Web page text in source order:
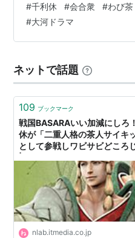
たすべての大河ドラマ作品
覧や、各作品での描かれ方
大河ドラマで放送された千
12名】 複数回、千利休を演
じた俳優一覧 幼少期・青…
#千利休 #会合衆 #わび茶
#大河ドラマ
ネットで話題
109 ブックマーク
戦国BASARAいい加減にし
休が「二重人格の茶人サイキ
として参戦しワビサビどころ
nlab.itmedia.co.jp